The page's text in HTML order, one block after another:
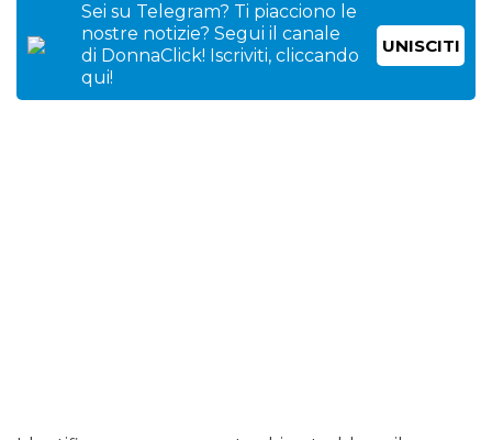
Sei su Telegram? Ti piacciono le
nostre notizie? Segui il canale
di DonnaClick! Iscriviti, cliccando
qui!
UNISCITI